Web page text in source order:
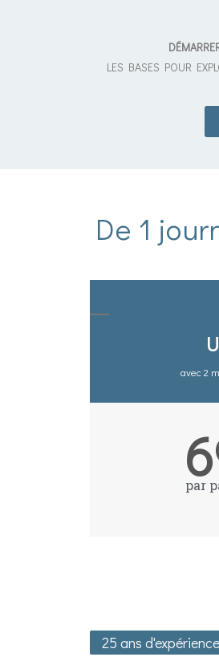
LES BASES POUR
De 1
avec 2
par
25 ans